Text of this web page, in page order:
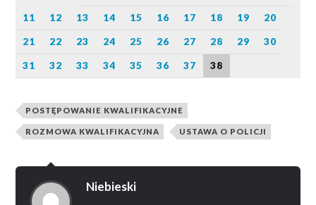
11 12 13 14 15 16 17 18 19 20
21 22 23 24 25 26 27 28 29 30
31 32 33 34 35 36 37 38
POSTĘPOWANIE KWALIFIKACYJNE
ROZMOWA KWALIFIKACYJNA USTAWA O POLICJI
Niebieski